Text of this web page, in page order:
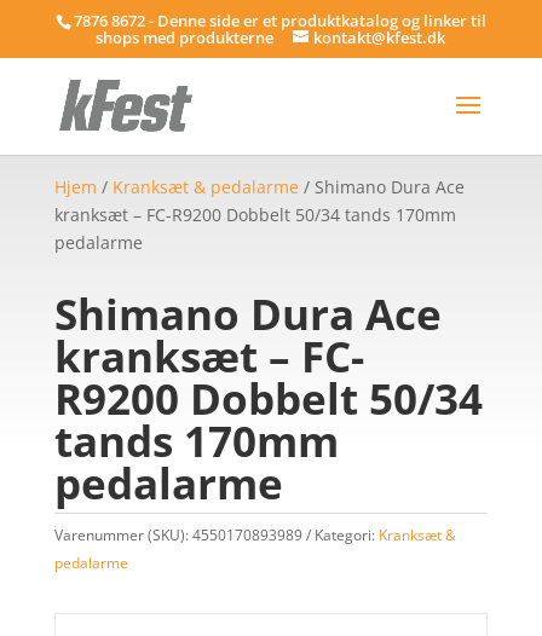
7876 8672 - Denne side er et produktkatalog og linker til
shops med produkterne kontakt@kfest.dk
Hjem / Kranksæt & pedalarme/ Shimano Dura Ace
kranksæt – FC-R9200 Dobbelt 50/34 tands 170mm
pedalarme
Shimano Dura Ace
kranksæt – FC-
R9200 Dobbelt 50/34
tands 170mm
pedalarme
Varenummer (SKU):4550170893989 Kategori: Kranksæt &
pedalarme